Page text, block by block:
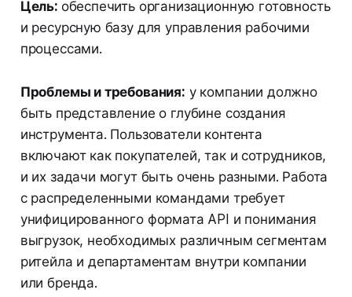
Цель: обеспечить организационную готовность
и ресурсную базу для управления рабочими
процессами.
Проблемы и требования: у компании должно
быть представление о глубине создания
инструмента. Пользователи контента
включают как покупателей, так и сотрудников,
и их задачи могут быть очень разными. Работа
с распределенными командами требует
унифицированного формата API и понимания
выгрузок, необходимых различным сегментам
ритейла и департаментам внутри компании
или бренда.